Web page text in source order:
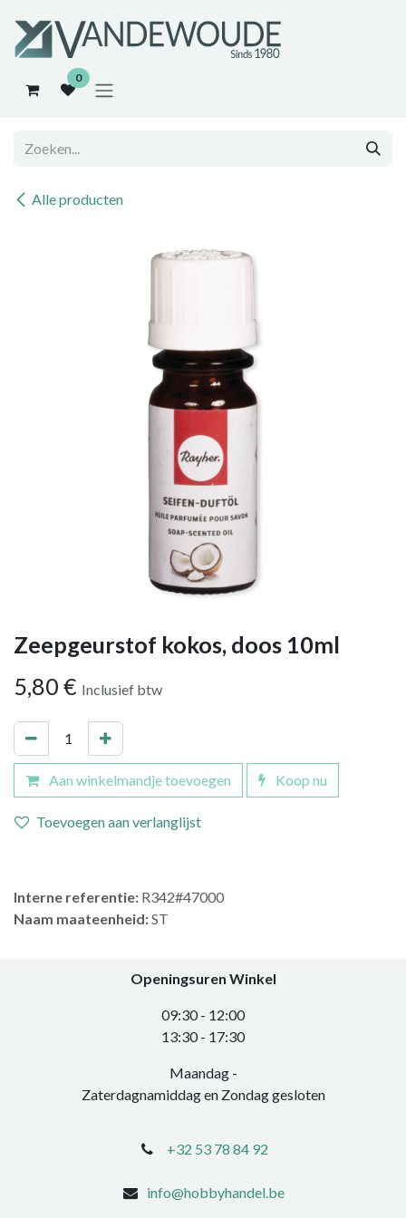
0
Alle producten
Zeepgeurstof kokos, doos 10ml
5,80 € Inclusief btw
Aan winkelmandje toevoegen Koop nu
Toevoegen aan verlanglijst
Interne referentie: R342#47000
Naam maateenheid:ST
Openingsuren Winkel
0​9:30 - 12:00
​13:30 - 17:30​
Maandag -
Zaterdagnamiddag en Zondag gesloten
+32 53 78 84 92
info@hobbyhandel.be